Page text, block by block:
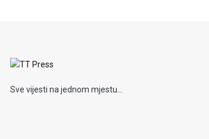
Sve vijesti na jednom mjestu...